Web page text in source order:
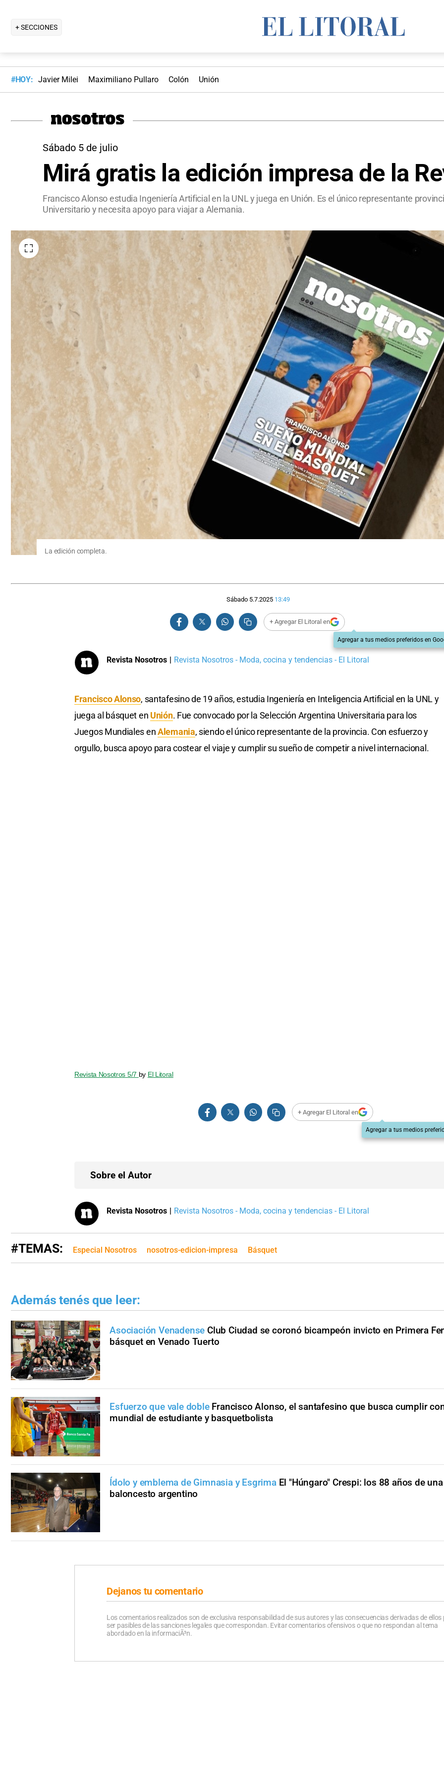
+ SECCIONES
#HOY: Javier Milei Maximiliano Pullaro Colón Unión
Sábado 5 de julio
Mirá gratis la edición impresa de la
Francisco Alonso estudia Ingeniería Artificial en la UNL y juega en Unión. Es el único representante
Universitario y necesita apoyo para viajar a Alemania.
La edición completa.
Sábado 5.7.2025 13:49
+ Agregar El Litoral en
Agregar a tus medios preferidos en
Revista Nosotros | Revista Nosotros - Moda, cocina y tendencias - El Litoral
Francisco Alonso, santafesino de 19 años, estudia Ingeniería en Inteligencia Artificial en la UNL y
juega al básquet en Unión. Fue convocado por la Selección Argentina Universitaria para los
Juegos Mundiales enAlemania, siendo el único representante de la provincia. Con esfuerzo y
orgullo, busca apoyo para costear el viaje y cumplir su sueño de competir a nivel internacional.
Revista Nosotros 5/7 by El Litoral
+ Agregar El Litoral en
Agregar a tus medios
Sobre el Autor
Revista Nosotros | Revista Nosotros - Moda, cocina y tendencias - El Litoral
#TEMAS: Especial Nosotros nosotros-edicion-impresa Básquet
Además tenés que leer:
Asociación Venadense Club Ciudad se coronó bicampeón invicto en Primera
básquet en Venado Tuerto
Esfuerzo que vale doble Francisco Alonso, el santafesino que busca cumplir
mundial de estudiante y basquetbolista
Ídolo y emblema de Gimnasia y Esgrima El "Húngaro" Crespi: los 88 años de
baloncesto argentino
Dejanos tu comentario
Los comentarios realizados son de exclusiva responsabilidad de sus autores y las consecuencias derivadas de ellos
ser pasibles de las sanciones legales que correspondan. Evitar comentarios ofensivos o que no respondan al tema
abordado en la informaciÃ³n.